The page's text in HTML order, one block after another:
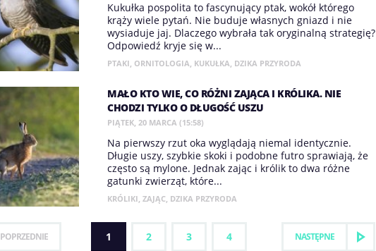
Kukułka pospolita to fascynujący ptak, wokół którego
krąży wiele pytań. Nie buduje własnych gniazd i nie
wysiaduje jaj. Dlaczego wybrała tak oryginalną strategię?
Odpowiedź kryje się w...
PTAKI, ORNITOLOGIA, KUKUŁKA, DZIKA PRZYRODA
MAŁO KTO WIE, CO RÓŻNI ZAJĄCA I KRÓLIKA. NIE
CHODZI TYLKO O DŁUGOŚĆ USZU
PIĄTEK, 20 MARCA (15:58)
Na pierwszy rzut oka wyglądają niemal identycznie.
Długie uszy, szybkie skoki i podobne futro sprawiają, że
często są mylone. Jednak zając i królik to dwa różne
gatunki zwierząt, które...
KRÓLIKI, ZAJĄC, DZIKA PRZYRODA
POPRZEDNIE 1 2 3 4 NASTĘPNE